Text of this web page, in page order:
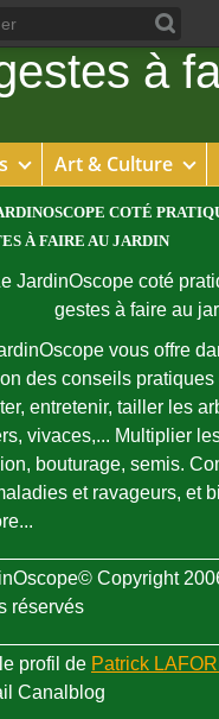
Art & Culture
COTÉ
À FAIRE AU JARDIN
vous offre
des conseils pratiques
entretenir, tailler les
vivaces,... Multiplier
bouturage, semis.
et ravageurs, et
Copyright
réservés
profil de Patrick
Canalblog